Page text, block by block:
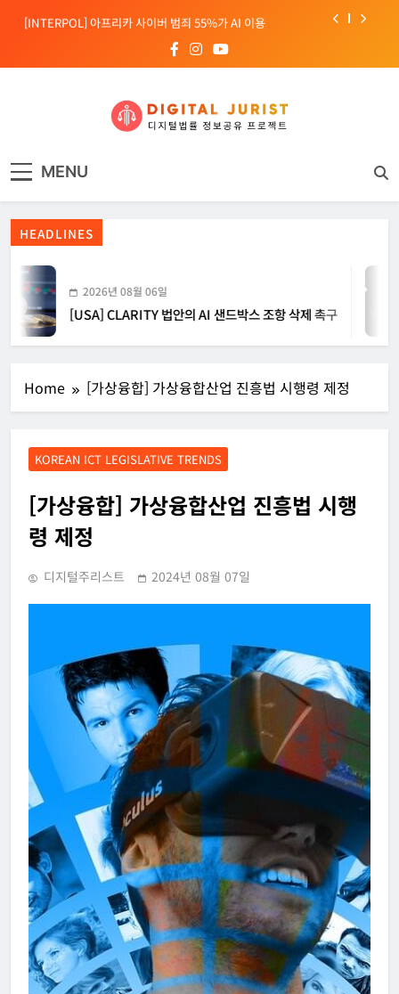
[INTERPOL] 아프리카 사이버 범죄 55%가 AI 이용
[소청백의 노동&사람] 삼성SDS 노동조합 설립을 바라보며
[USA] CLARITY 법안의 AI 샌드박스 조항 삭제 촉구
[INTERPOL] 아프리카 사이버 범죄 55%가 AI 이용
[소청백의 노동&사람] 삼성SDS 노동조합 설립을 바라보며
MENU
HEADLINES
2026년 08월 06일
[USA] CLARITY 법안의 AI 샌드박스 조항 삭제 촉구
Home [가상융합] 가상융합산업 진흥법 시행령 제정
KOREAN ICT LEGISLATIVE TRENDS
[가상융합] 가상융합산업 진흥법 시행
령 제정
디지털주리스트 2024년 08월 07일